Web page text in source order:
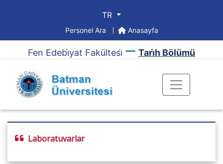
TR
Personel Ara Anasayfa
Fen Edebi̇yat Fakültesi̇ Tari̇h Bölümü
Laboratuvarlar